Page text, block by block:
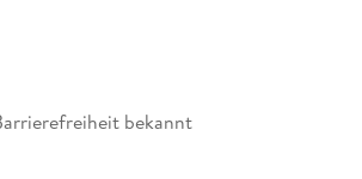
luebbe.de
bekannt